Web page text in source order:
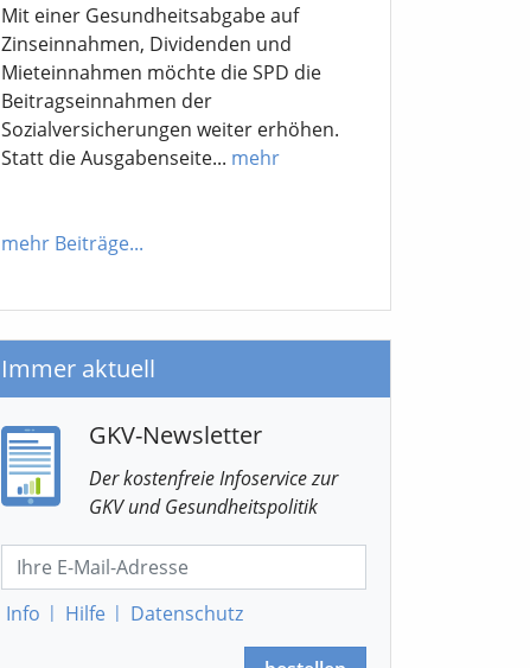
Mit einer Gesundheitsabgabe auf
Zinseinnahmen, Dividenden und
Mieteinnahmen möchte die SPD die
Beitragseinnahmen der
Sozialversicherungen weiter erhöhen.
Statt die Ausgabenseite... mehr
mehr Beiträge...
Immer aktuell
GKV-Newsletter
Der kostenfreie Infoservicezur
GKVund Gesundheitspolitik
Info | Hilfe | Datenschutz